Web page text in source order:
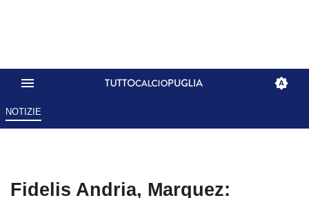
NOTIZIE
Fidelis Andria, Marquez: